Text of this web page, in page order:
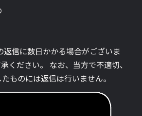
返信に数日かかる場合がございま
ください。 なお、当方で不適切、
ものには返信は行いません。